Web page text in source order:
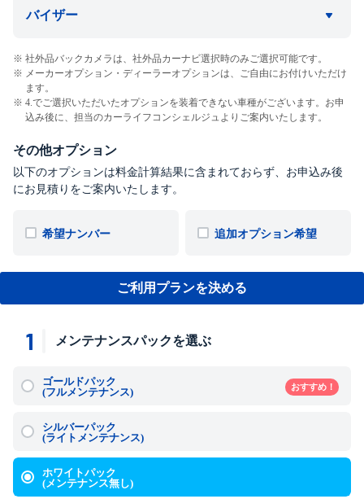
バイザー
社外品バックカメラは、社外品カーナビ選択時のみご選択可能です。
メーカーオプション・ディーラーオプションは、ご自由にお付けいただけ
ます。
4.でご選択いただいたオプションを装着できない車種がございます。お申
込み後に、担当のカーライフコンシェルジュよりご案内いたします。
その他オプション
以下のオプションは料金計算結果に含まれておらず、お申込み後
にお見積りをご案内いたします。
希望ナンバー 追加オプション希望
ご利用プランを決める
1 メンテナンスパックを選ぶ
ゴールドパック
(フルメンテナンス)
おすすめ！
シルバーパック
(ライトメンテナンス)
ホワイトパック
(メンテナンス無し)